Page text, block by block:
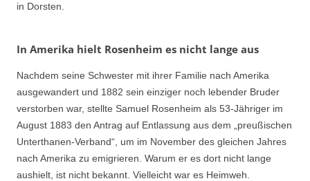
in Dorsten.
In Amerika hielt Rosenheim es nicht lange aus
Nachdem seine Schwester mit ihrer Familie nach Amerika
ausgewandert und 1882 sein einziger noch lebender Bruder
verstorben war, stellte Samuel Rosenheim als 53-Jähriger im
August 1883 den Antrag auf Entlassung aus dem „preußischen
Unterthanen-Verband“, um im November des gleichen Jahres
nach Amerika zu emigrieren. Warum er es dort nicht lange
aushielt, ist nicht bekannt. Vielleicht war es Heimweh.